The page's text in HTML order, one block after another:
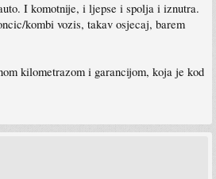
I komotnije, i ljepse i spolja i iznutra.
kombi vozis, takav osjecaj, barem
kilometrazom i garancijom, koja je kod